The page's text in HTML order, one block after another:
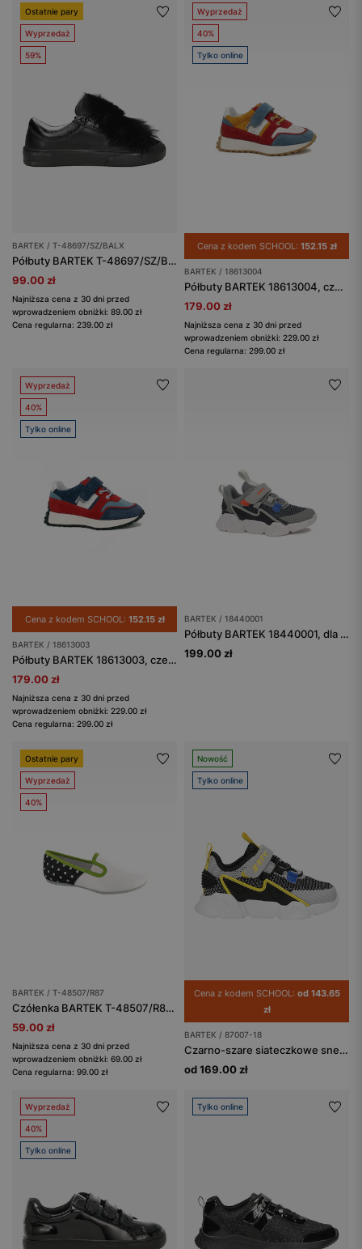
Ostatnie pary
Wyprzedaż
59%
BARTEK / T-48697/SZ/BALX
Półbuty BARTEK T-48697/SZ/BALX, dla dziewcząt, czarny
99.00 zł
Najniższa cena z 30 dni przed
wprowadzeniem obniżki: 89.00 zł
Cena regularna: 239.00 zł
Wyprzedaż
40%
Tylko online
Cena z kodem SCHOOL: 152.15 zł
BARTEK / 18613004
Półbuty BARTEK 18613004, czerwono-niebieski
179.00 zł
Najniższa cena z 30 dni przed
wprowadzeniem obniżki: 229.00 zł
Cena regularna: 299.00 zł
Wyprzedaż
40%
Tylko online
Cena z kodem SCHOOL: 152.15 zł
BARTEK / 18613003
Półbuty BARTEK 18613003, czerwono-granatowy
179.00 zł
Najniższa cena z 30 dni przed
wprowadzeniem obniżki: 229.00 zł
Cena regularna: 299.00 zł
BARTEK / 18440001
Półbuty BARTEK 18440001, dla chłopców
199.00 zł
Ostatnie pary
Wyprzedaż
40%
BARTEK / T-48507/R87
Czółenka BARTEK T-48507/R87, dla dziewcząt, biało-czarny
59.00 zł
Najniższa cena z 30 dni przed
wprowadzeniem obniżki: 69.00 zł
Cena regularna: 99.00 zł
Nowość
Tylko online
Cena z kodem SCHOOL: od 143.65
zł
BARTEK / 87007-18
Czarno-szare siateczkowe sneakersy chłopięce z żółtymi elementami BARTEK 87007-18
od 169.00 zł
Wyprzedaż
40%
Tylko online
Tylko online